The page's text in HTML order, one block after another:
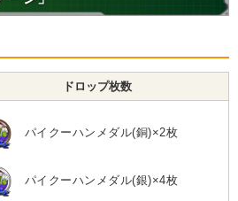
ドロップ枚数
パイクーハンメダル(銅)×2枚
パイクーハンメダル(銀)×4枚